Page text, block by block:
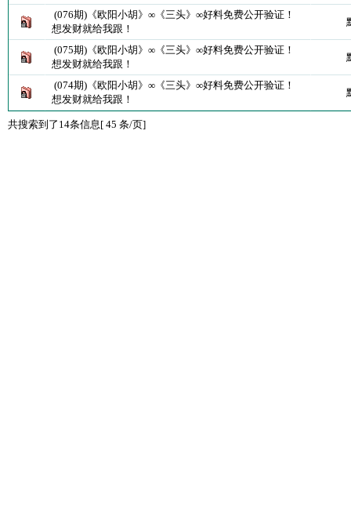
(076期)《欧阳小胡》∞《三头》∞好料免费公开验证！
想发财就给我跟！
(075期)《欧阳小胡》∞《三头》∞好料免费公开验证！
想发财就给我跟！
(074期)《欧阳小胡》∞《三头》∞好料免费公开验证！
想发财就给我跟！
共搜索到了14条信息[ 45 条/页]